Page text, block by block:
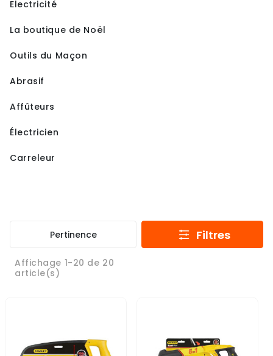
Electricité
La boutique de Noël
Outils du Maçon
Abrasif
Affûteurs
Électricien
Carreleur
Pertinence
Affichage 1-20 de 20
article(s)
Filtres